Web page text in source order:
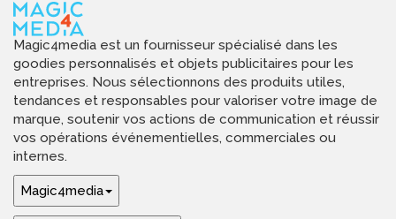
Magic4media est un fournisseur spécialisé dans les
goodies personnalisés et objets publicitaires pour les
entreprises. Nous sélectionnons des produits utiles,
tendances et responsables pour valoriser votre image de
marque, soutenir vos actions de communication et réussir
vos opérations événementielles, commerciales ou
internes.
Magic4media